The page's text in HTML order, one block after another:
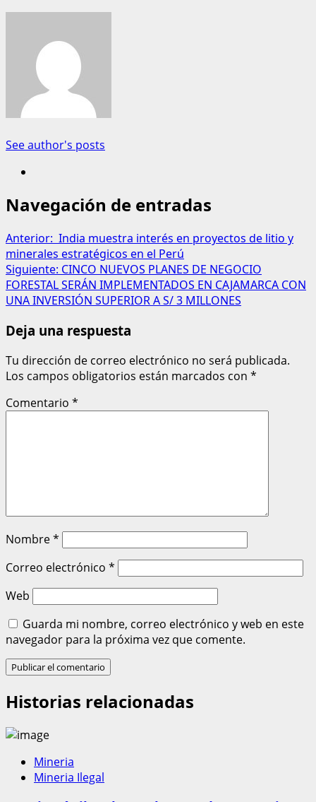
See author's posts
Navegación de entradas
Anterior: India muestra interés en proyectos de litio y
minerales estratégicos en el Perú
Siguiente: CINCO NUEVOS PLANES DE NEGOCIO
FORESTAL SERÁN IMPLEMENTADOS EN CAJAMARCA CON
UNA INVERSIÓN SUPERIOR A S/ 3 MILLONES
Deja una respuesta
Tu dirección de correo electrónico no será publicada.
Los campos obligatorios están marcados con *
Comentario *
Nombre*
Correo electrónico *
Web
Guarda mi nombre, correo electrónico y web en este
navegador para la próxima vez que comente.
Historias relacionadas
Mineria
Mineria Ilegal